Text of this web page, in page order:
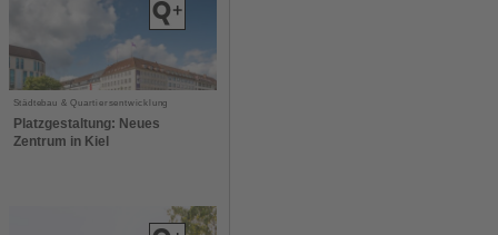
Städtebau & Quartiersentwicklung
Platzgestaltung: Neues
Zentrum in Kiel